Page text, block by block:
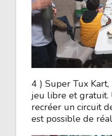
4 ) Super Tux
jeu libre et gratuit.
recréer un circuit
est possible de